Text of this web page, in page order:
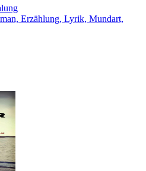
Erzählung, Lyrik, Mundart,